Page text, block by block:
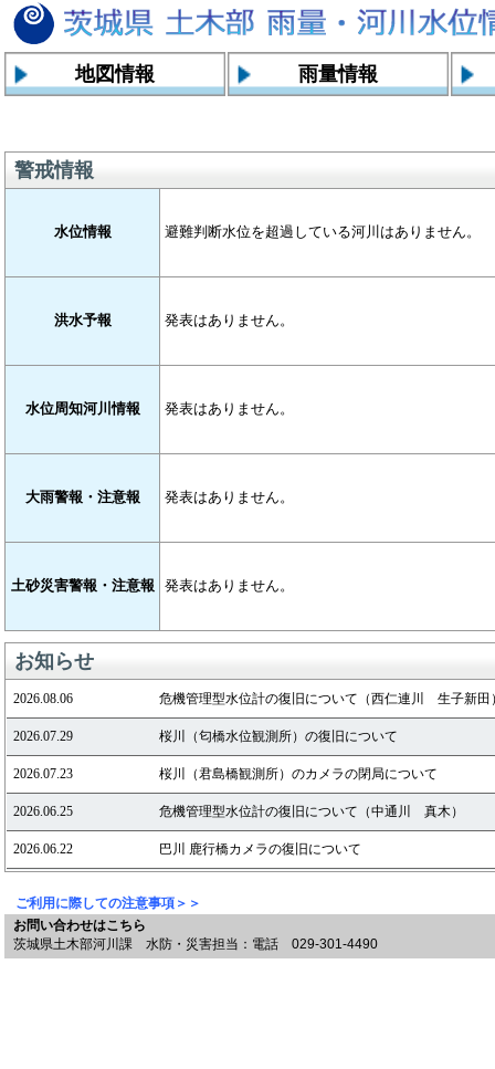
地図情報 雨量情報
警戒情報
水位情報 避難判断水位を超過している河川はありません。
洪水予報 発表はありません。
水位周知河川情報 発表はありません。
大雨警報・注意報 発表はありません。
土砂災害警報・注意報 発表はありません。
お知らせ
ご利用に際しての注意事項＞＞
お問い合わせはこちら
茨城県土木部河川課 水防・災害担当：電話 029-301-4490